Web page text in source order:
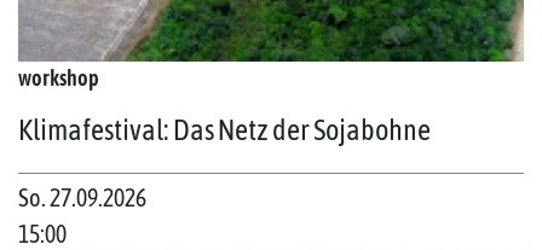
workshop
Klimafestival: Das Netz der Sojabohne
So. 27.09.2026
15:00